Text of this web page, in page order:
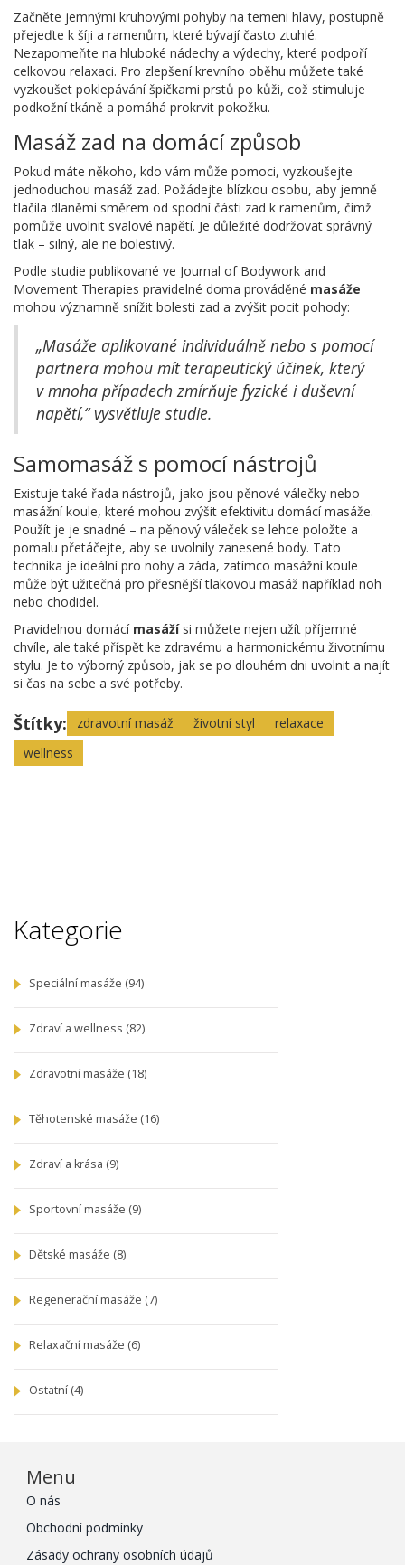
Začněte jemnými kruhovými pohyby na temeni hlavy, postupně
přejeďte k šíji a ramenům, které bývají často ztuhlé.
Nezapomeňte na hluboké nádechy a výdechy, které podpoří
celkovou relaxaci. Pro zlepšení krevního oběhu můžete také
vyzkoušet poklepávání špičkami prstů po kůži, což stimuluje
podkožní tkáně a pomáhá prokrvit pokožku.
Masáž zad na domácí způsob
Pokud máte někoho, kdo vám může pomoci, vyzkoušejte
jednoduchou masáž zad. Požádejte blízkou osobu, aby jemně
tlačila dlaněmi směrem od spodní části zad k ramenům, čímž
pomůže uvolnit svalové napětí. Je důležité dodržovat správný
tlak – silný, ale ne bolestivý.
Podle studie publikované ve Journal of Bodywork and
Movement Therapies pravidelné doma prováděné masáže
mohou významně snížit bolesti zad a zvýšit pocit pohody:
„Masáže aplikované individuálně nebo s pomocí
partnera mohou mít terapeutický účinek, který
v mnoha případech zmírňuje fyzické i duševní
napětí,“ vysvětluje studie.
Samomasáž s pomocí nástrojů
Existuje také řada nástrojů, jako jsou pěnové válečky nebo
masážní koule, které mohou zvýšit efektivitu domácí masáže.
Použít je je snadné – na pěnový váleček se lehce položte a
pomalu přetáčejte, aby se uvolnily zanesené body. Tato
technika je ideální pro nohy a záda, zatímco masážní koule
může být užitečná pro přesnější tlakovou masáž například noh
nebo chodidel.
Pravidelnou domácí masážísi můžete nejen užít příjemné
chvíle, ale také příspět ke zdravému a harmonickému životnímu
stylu. Je to výborný způsob, jak se po dlouhém dni uvolnit a najít
si čas na sebe a své potřeby.
Štítky: zdravotní masáž životní styl
relaxace
wellness
Kategorie
Speciální masáže (94)
Zdraví a wellness (82)
Zdravotní masáže (18)
Těhotenské masáže (16)
Zdraví a krása (9)
Sportovní masáže (9)
Dětské masáže (8)
Regenerační masáže (7)
Relaxační masáže (6)
Ostatní (4)
Menu
O nás
Obchodní podmínky
Zásady ochrany osobních údajů